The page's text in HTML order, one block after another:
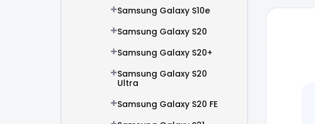
Samsung Galaxy S10e
Samsung Galaxy S20
Samsung Galaxy S20+
Samsung Galaxy S20
Ultra
Samsung Galaxy S20 FE